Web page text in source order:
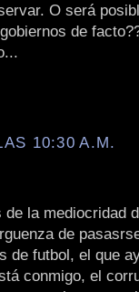
O será
de
10:30 A.M.
la mediocridad
de
de futbol, el que
conmigo, el